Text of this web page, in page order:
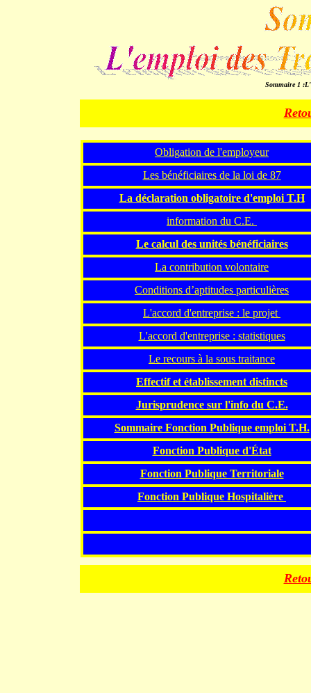
Sommaire 1
Obligation de l'employeur
Les bénéficiaires de la loi de 87
La déclaration obligatoire d'emploi T.H
information du C.E.
Le calcul des unités bénéficiaires
La contribution volontaire
Conditions d’aptitudes particulières
L'accord d'entreprise : le projet
L'accord d'entreprise : statistiques
Le recours à la sous traitance
Effectif et établissement distincts
Jurisprudence sur l'info du C.E.
Sommaire Fonction Publique emploi T.H.
Fonction Publique d'État
Fonction Publique Territoriale
Fonction Publique Hospitalière